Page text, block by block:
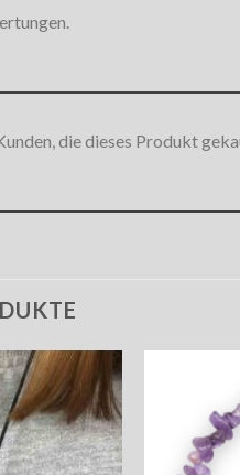
die dieses Produkt